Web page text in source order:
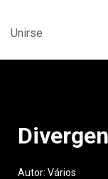
Unirse
Autor: Vários